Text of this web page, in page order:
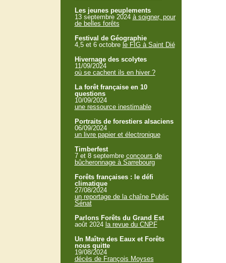
Les jeunes peuplements
13 septembre 2024 à soigner, pour
de belles forêts
Festival de Géographie
4,5 et 6 octobre le FIG à Saint Dié
Hivernage des scolytes
11/09/2024
où se cachent ils en hiver ?
La forêt française en 10
questions
10/09/2024
une ressource inestimable
Portraits de forestiers alsaciens
06/09/2024
un livre papier et électronique
Timberfest
7 et 8 septembre concours de
bûcheronnage à Sarrebourg
Forêts françaises : le défi
climatique
27/08/2024
un reportage de la chaîne Public
Sénat
Parlons Forêts du Grand Est
août 2024 la revue du CNPF
Un Maître des Eaux et Forêts
nous quitte
19/08/2024
décès de François Moyses